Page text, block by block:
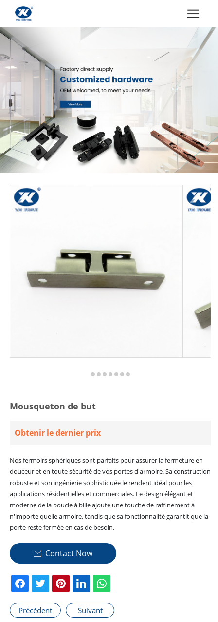
Mousqueton de but
Obtenir le dernier prix
Nos fermoirs sphériques sont parfaits pour assurer la fermeture en
douceur et en toute sécurité de vos portes d'armoire. Sa construction
robuste et son ingénierie sophistiquée le rendent idéal pour les
applications résidentielles et commerciales. Le design élégant et
moderne de la boucle à bille ajoute une touche de raffinement à
n'importe quelle armoire, tandis que sa fonctionnalité garantit que la
porte reste fermée en cas de besoin.
 Contact Now
Précédent Suivant